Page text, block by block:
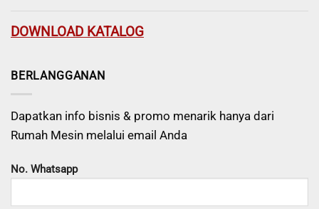
DOWNLOAD KATALOG
BERLANGGANAN
Dapatkan info bisnis & promo menarik hanya dari
Rumah Mesin melalui email Anda
No. Whatsapp